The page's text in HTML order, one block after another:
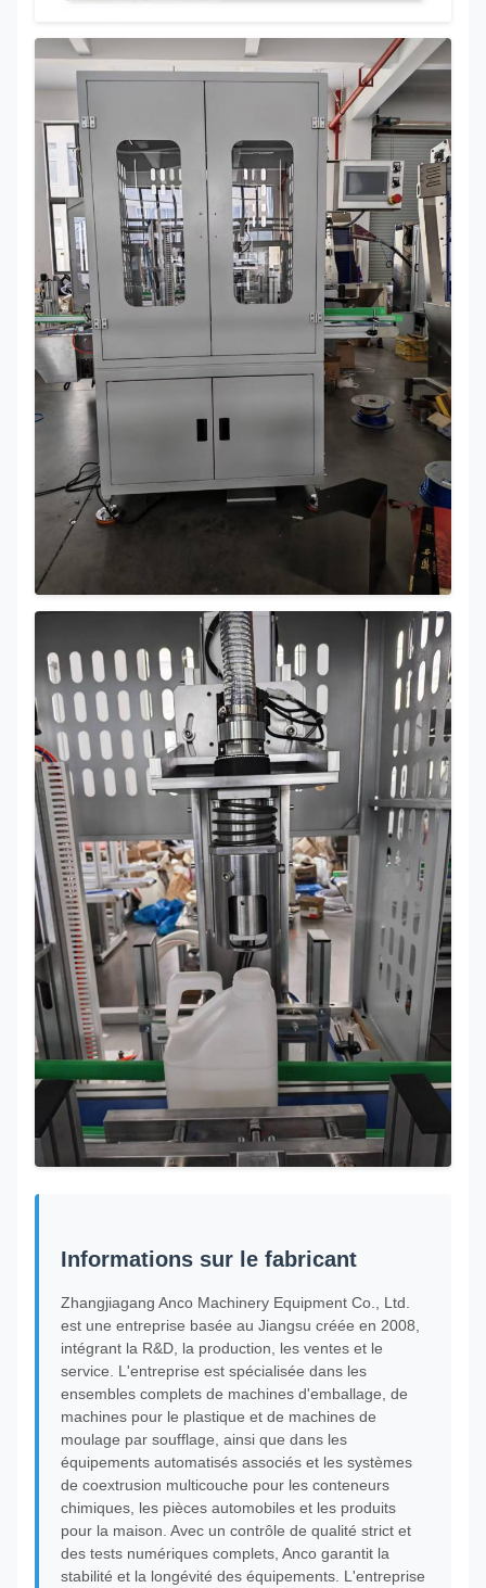
Informations sur le fabricant
Zhangjiagang Anco Machinery Equipment Co., Ltd.
est une entreprise basée au Jiangsu créée en 2008,
intégrant la R&D, la production, les ventes et le
service. L'entreprise est spécialisée dans les
ensembles complets de machines d'emballage, de
machines pour le plastique et de machines de
moulage par soufflage, ainsi que dans les
équipements automatisés associés et les systèmes
de coextrusion multicouche pour les conteneurs
chimiques, les pièces automobiles et les produits
pour la maison. Avec un contrôle de qualité strict et
des tests numériques complets, Anco garantit la
stabilité et la longévité des équipements. L'entreprise